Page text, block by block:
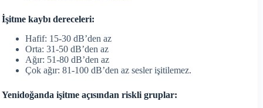
İşitme kaybı dereceleri:
Hafif: 15-30 dB’den az
Orta: 31-50 dB’den az
Ağır: 51-80 dB’den az
Çok ağır: 81-100 dB’den az sesler işitilemez.
Yenidoğanda işitme açısından riskli gruplar: